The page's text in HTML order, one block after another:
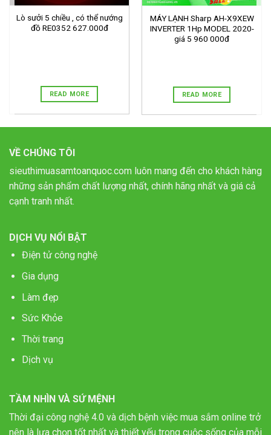
Lò sưởi 5 chiều , có thể nướng
đồ RE0352 627.000đ
READ MORE
MÁY LẠNH Sharp AH-X9XEW
INVERTER 1Hp MODEL 2020-
giá 5 960 000đ
READ MORE
VỀ CHÚNG TÔI
sieuthimuasamtoanquoc.com luôn mang đến cho khách hàng
những sản phẩm chất lượng nhất, chính hãng nhất và giá cả
cạnh tranh nhất.
DỊCH VỤ NỔI BẬT
Điện tử công nghệ
Gia dụng
Làm đẹp
Sức Khỏe
Thời trang
Dịch vụ
TẦM NHÌN VÀ SỨ MỆNH
Thời đại công nghệ 4.0 và dịch bệnh việc mua sắm online trở
nên là lựa chọn tốt nhất và thiết yếu trong cuộc sống của mỗi